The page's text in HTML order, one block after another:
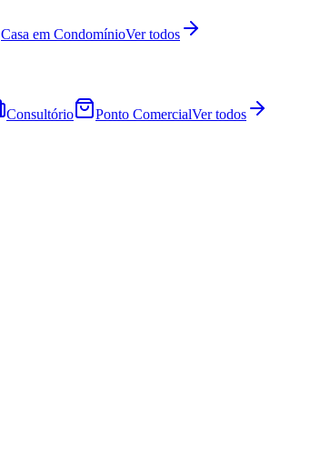
Casa em CondomínioVer todos
Consultório Ponto ComercialVer todos